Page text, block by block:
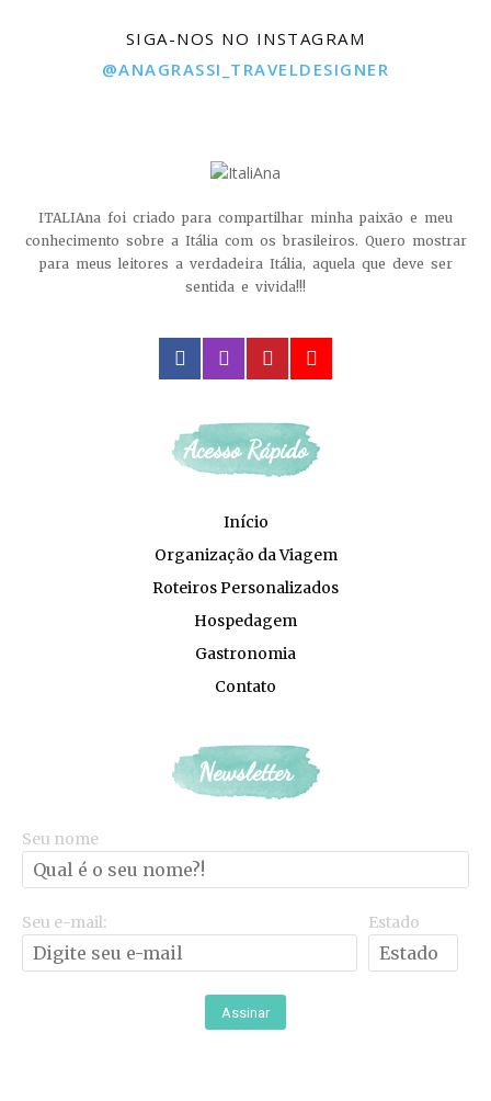
SIGA-NOS NO INSTAGRAM
@ANAGRASSI_TRAVELDESIGNER
ITALIAna foi criado para compartilhar minha paixão e meu
conhecimento sobre a Itália com os brasileiros. Quero mostrar
para meus leitores a verdadeira Itália, aquela que deve ser
sentida e vivida!!!
Acesso Rápido
Início
Organização da Viagem
Roteiros Personalizados
Hospedagem
Gastronomia
Contato
Newsletter
Seu nome
Seu e-mail: Estado